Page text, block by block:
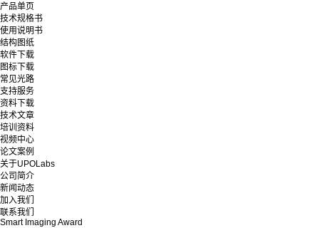
产品单页
技术规格书
使用说明书
结构图纸
软件下载
图标下载
常见光路
支持服务
资料下载
技术文章
培训资料
视频中心
论文案例
关于UPOLabs
公司简介
新闻动态
加入我们
联系我们
Smart Imaging Award